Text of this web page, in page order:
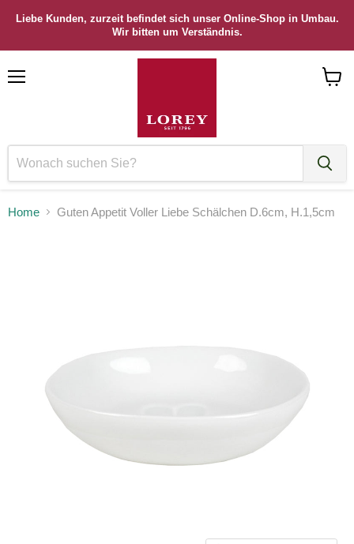
Liebe Kunden, zurzeit befindet sich unser Online-Shop in Umbau.
Wir bitten um Verständnis.
Home Guten Appetit Voller Liebe Schälchen D.6cm, H.1,5cm